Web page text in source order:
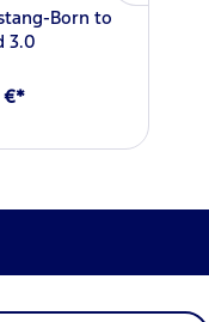
Born to
3.0
€*